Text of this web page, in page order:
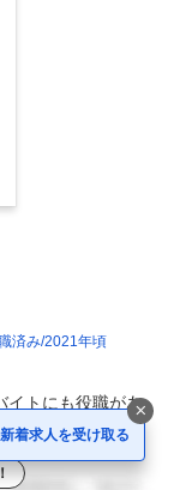
済み 2021年頃
イトにも役職があ
着求人を受け取る